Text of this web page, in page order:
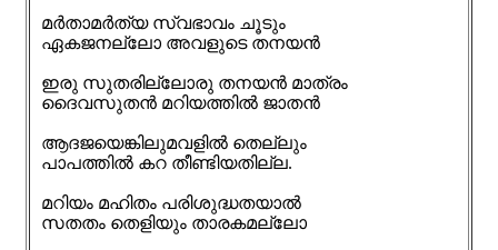
മർതാമർത്യ സ്വഭാവം ചൂടും
ഏകജനല്ലോ അവളുടെ തനയൻ
ഇരു സുതരില്ലോരു തനയൻ മാത്രം
ദൈവസുതൻ മറിയത്തിൽ ജാതൻ
ആദജയെങ്കിലുമവളിൽ തെല്ലും
പാപത്തിൽ കറ തീണ്ടിയതില്ല.
മറിയം മഹിതം പരിശുദ്ധതയാൽ
സതതം തെളിയും താരകമല്ലോ